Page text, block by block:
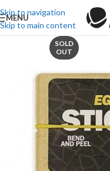
Skip to navigation
Skip to main content
MENU
SOLD
OUT